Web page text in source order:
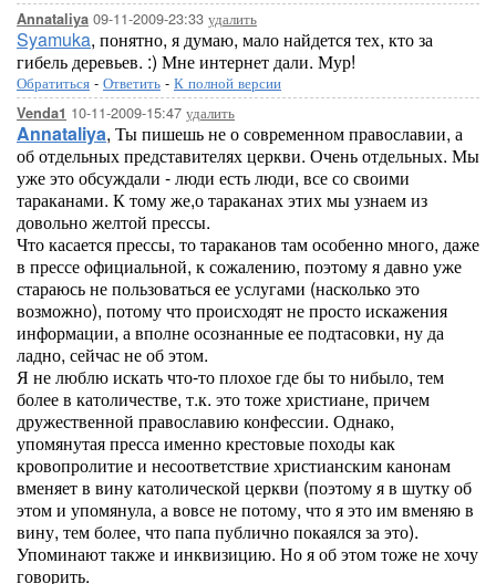
Annataliya 09-11-2009-23:33 удалить
Syamuka, понятно, я думаю, мало найдется тех, кто за
гибель деревьев. :) Мне интернет дали. Мур!
Обратиться - Ответить - К полной версии
Venda1 10-11-2009-15:47 удалить
Annataliya, Ты пишешь не о современном православии, а
об отдельных представителях церкви. Очень отдельных. Мы
уже это обсуждали - люди есть люди, все со своими
тараканами. К тому же,о тараканах этих мы узнаем из
довольно желтой прессы.
Что касается прессы, то тараканов там особенно много, даже
в прессе официальной, к сожалению, поэтому я давно уже
стараюсь не пользоваться ее услугами (насколько это
возможно), потому что происходят не просто искажения
информации, а вполне осознанные ее подтасовки, ну да
ладно, сейчас не об этом.
Я не люблю искать что-то плохое где бы то нибыло, тем
более в католичестве, т.к. это тоже христиане, причем
дружественной православию конфессии. Однако,
упомянутая пресса именно крестовые походы как
кровопролитие и несоответствие христианским канонам
вменяет в вину католической церкви (поэтому я в шутку об
этом и упомянула, а вовсе не потому, что я это им вменяю в
вину, тем более, что папа публично покаялся за это).
Упоминают также и инквизицию. Но я об этом тоже не хочу
говорить.